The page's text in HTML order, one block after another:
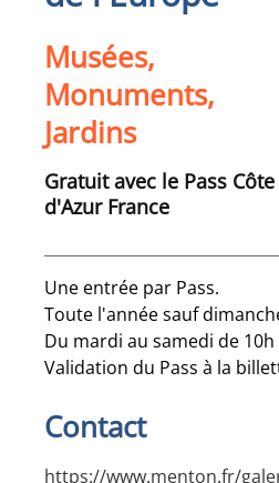
Musées,
Monuments,
Jardins
Gratuit avec le Pass Côte
d'Azur France
Une entrée par Pass.
Toute l'année sauf
Du mardi au samedi de
Validation du Pass à la
Contact
https://www.menton.fr/